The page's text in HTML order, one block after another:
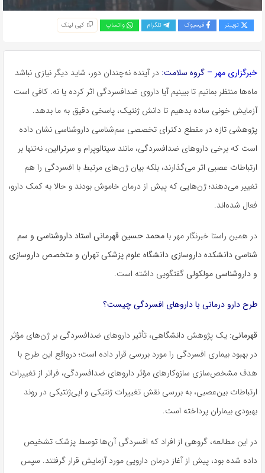
توییتر فیسبوک تلگرام واتساپ کپی لینک
خبرگزاری مهر – گروه سلامت: در آینده نه‌چندان دور، شاید دیگر نیازی نباشد
ماه‌ها منتظر بمانیم تا ببینیم آیا داروی ضدافسردگی اثر کرده یا نه. کافی است
آزمایش خونی ساده بدهیم تا دانش ژنتیک، پاسخی دقیق به ما بدهد.
پژوهشی تازه در مقطع دکترای تخصصی سم‌شناسی داروشناسی نشان داده
است که برخی داروهای ضدافسردگی، مانند سیتالوپرام و سرترالین، نه‌تنها بر
ارتباطات عصبی اثر می‌گذارند، بلکه بیان ژن‌های مرتبط با افسردگی را هم
تغییر می‌دهند؛ ژن‌هایی که پیش از درمان خاموش بودند و حالا به کمک دارو،
فعال شده‌اند.
در همین راستا خبرنگار مهر با محمد حسین قهرمانی استاد داروشناسی و سم
شناسی دانشکده داروسازی دانشگاه علوم پزشکی تهران و متخصص داروسازی
و داروشناسی مولکولیگفتگویی داشته است.
طرح دارو درمانی با داروهای افسردگی چیست؟
قهرمانی: یک پژوهش دانشگاهی، تأثیر داروهای ضدافسردگی بر ژن‌های مؤثر
در بهبود بیماری افسردگی را مورد بررسی قرار داده است؛ درواقع این طرح با
هدف مشخص‌سازی سازوکارهای مؤثر داروهای ضدافسردگی، فراتر از تغییرات
ارتباطات بین‌عصبی، به بررسی نقش تغییرات ژنتیکی و اپی‌ژنتیکی در روند
بهبودی بیماران پرداخته است.
در این مطالعه، گروهی از افراد که افسردگی آن‌ها توسط پزشک تشخیص
داده شده بود، پیش از آغاز درمان دارویی مورد آزمایش قرار گرفتند. سپس